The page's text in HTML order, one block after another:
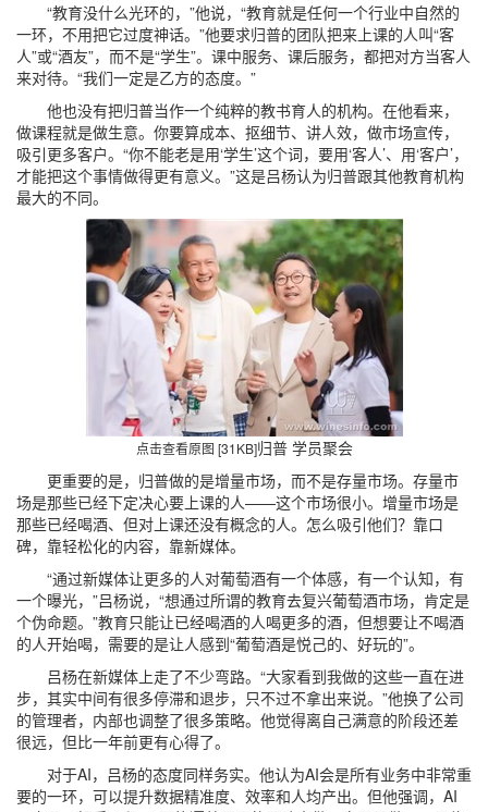
“教育没什么光环的，”他说，“教育就是任何一个行业中自然的
一环，不用把它过度神话。”他要求归普的团队把来上课的人叫“客
人”或“酒友”，而不是“学生”。课中服务、课后服务，都把对方当客人
来对待。“我们一定是乙方的态度。”
他也没有把归普当作一个纯粹的教书育人的机构。在他看来，
做课程就是做生意。你要算成本、抠细节、讲人效，做市场宣传，
吸引更多客户。“你不能老是用‘学生’这个词，要用‘客人’、用‘客户’，
才能把这个事情做得更有意义。”这是吕杨认为归普跟其他教育机构
最大的不同。
点击查看原图 [31KB]归普 学员聚会
更重要的是，归普做的是增量市场，而不是存量市场。存量市
场是那些已经下定决心要上课的人——这个市场很小。增量市场是
那些已经喝酒、但对上课还没有概念的人。怎么吸引他们？靠口
碑，靠轻松化的内容，靠新媒体。
“通过新媒体让更多的人对葡萄酒有一个体感，有一个认知，有
一个曝光，”吕杨说，“想通过所谓的教育去复兴葡萄酒市场，肯定是
个伪命题。”教育只能让已经喝酒的人喝更多的酒，但想要让不喝酒
的人开始喝，需要的是让人感到“葡萄酒是悦己的、好玩的”。
吕杨在新媒体上走了不少弯路。“大家看到我做的这些一直在进
步，其实中间有很多停滞和退步，只不过不拿出来说。”他换了公司
的管理者，内部也调整了很多策略。他觉得离自己满意的阶段还差
很远，但比一年前更有心得了。
对于AI，吕杨的态度同样务实。他认为AI会是所有业务中非常重
要的一环，可以提升数据精准度、效率和人均产出。但他强调，AI